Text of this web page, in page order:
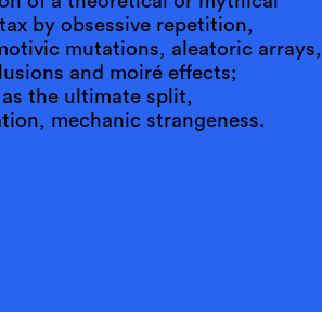
by obsessive repetition,
mutations, aleatoric arrays,
and moiré effects;
as the ultimate split,
mechanic strangeness.